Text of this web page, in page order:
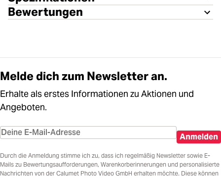
Bewertungen
Melde dich zum Newsletter an.
Erhalte als erstes Informationen zu Aktionen und
Angeboten.
Anmelden
Durch die Anmeldung stimme ich zu, dass ich regelmäßig Newsletter sowie E-
Mails zu Bewertungsaufforderungen, Warenkorberinnerungen und personalisierte
Nachrichten von der Calumet Photo Video GmbH erhalten möchte. Diese können